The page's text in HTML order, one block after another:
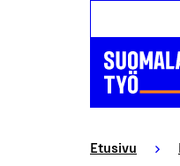
Etusivu